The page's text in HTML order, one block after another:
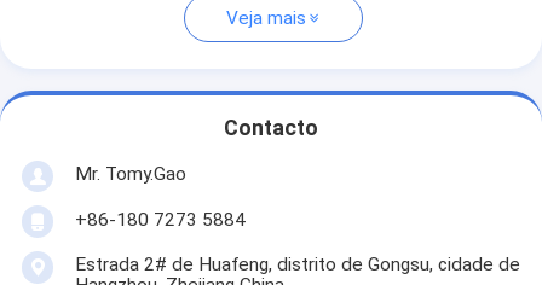
Veja mais
Contacto
Mr. Tomy.Gao
+86-180 7273 5884
Estrada 2# de Huafeng, distrito de Gongsu, cidade de